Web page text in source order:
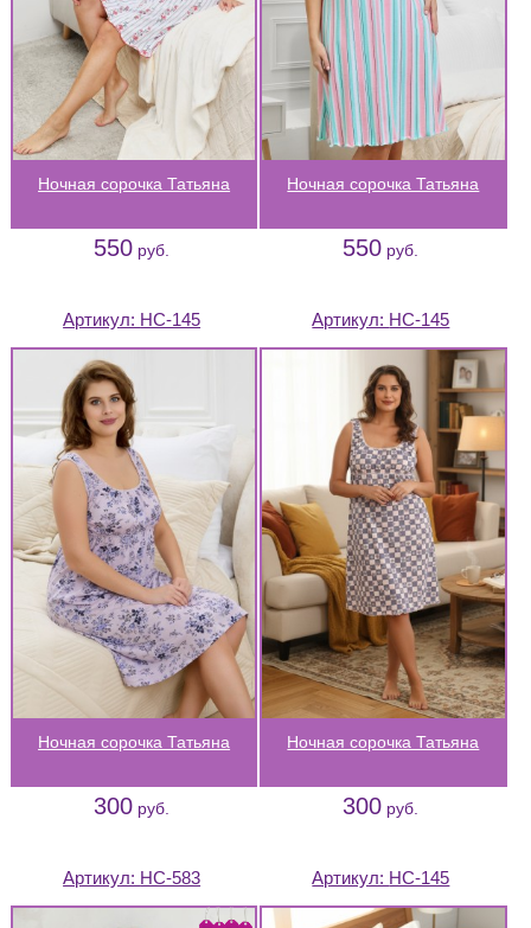
Ночная сорочка Татьяна
550 руб.
Ночная сорочка Татьяна
550 руб.
Артикул: НС-145
Ночная сорочка Татьяна
300 руб.
Артикул: НС-145
Ночная сорочка Татьяна
300 руб.
Артикул: НС-583 Артикул: НС-145